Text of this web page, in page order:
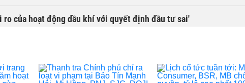
ro của hoạt động dầu khí với quyết định đầu tư sai'
Nội thúc tiến độ hai dự án giao thông trọng điểm phía Nam Thủ đô